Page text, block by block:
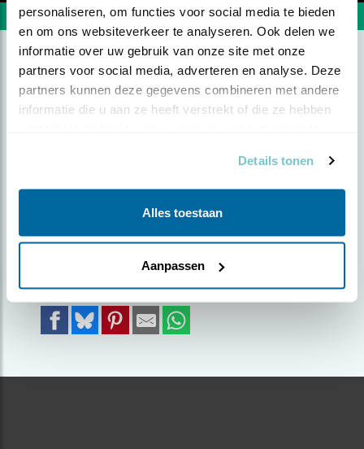
personaliseren, om functies voor social media te bieden
en om ons websiteverkeer te analyseren. Ook delen we
informatie over uw gebruik van onze site met onze
partners voor social media, adverteren en analyse. Deze
partners kunnen deze gegevens combineren met andere
informatie die u aan ze heeft verstrekt of die ze hebben
Details tonen
Alles toestaan
Aanpassen
Volgende foto Vorige foto
APPELVINK
Deze foto is gemaakt vanuit een schuilhut in
Oss
Foto genomen in: Oss